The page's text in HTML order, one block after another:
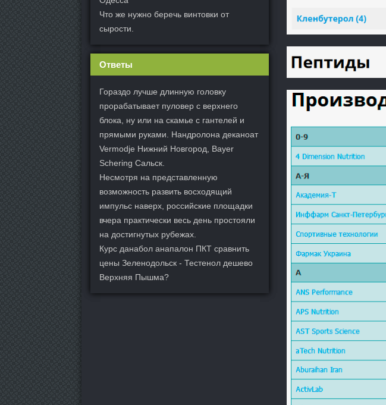
Что же нужно беречь винтовки от
сырости.
Ответы
Гораздо лучше длинную головку
прорабатывает пуловер с верхнего
блока, ну или на скамье с гантелей и
прямыми руками. Нандролона деканоат
Vermodje Нижний Новгород, Bayer
Schering Сальск.
Несмотря на представленную
возможность развить восходящий
импульс наверх, российские площадки
вчера практически весь день простояли
на достигнутых рубежах.
Курс данабол анапалон ПКТ сравнить
цены Зеленодольск - Тестенол дешево
Верхняя Пышма?